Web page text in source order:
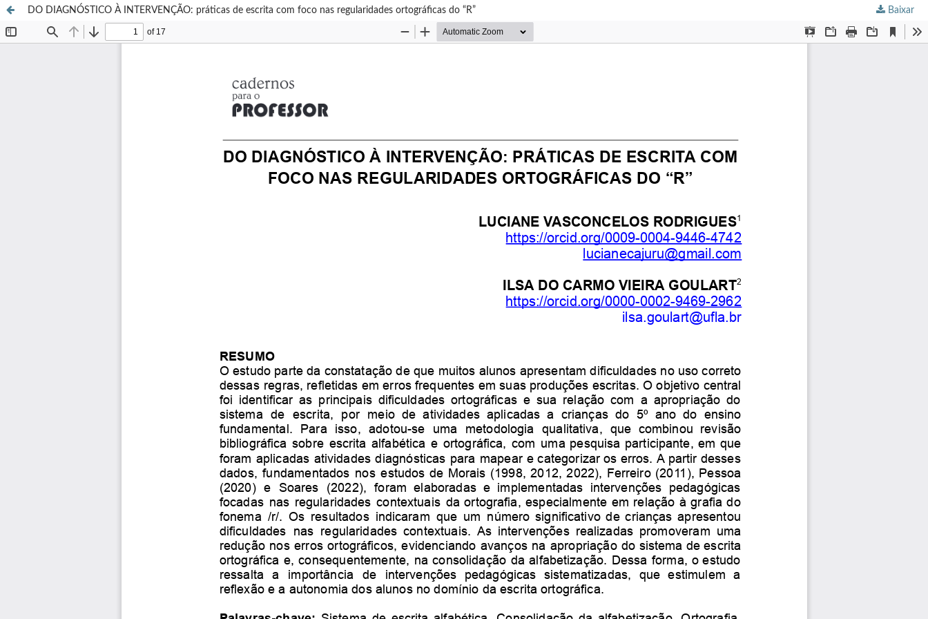
DO DIAGNÓSTICO À INTERVENÇÃO: práticas de escrita com foco nas regularidades ortográficas do “R” Baixar